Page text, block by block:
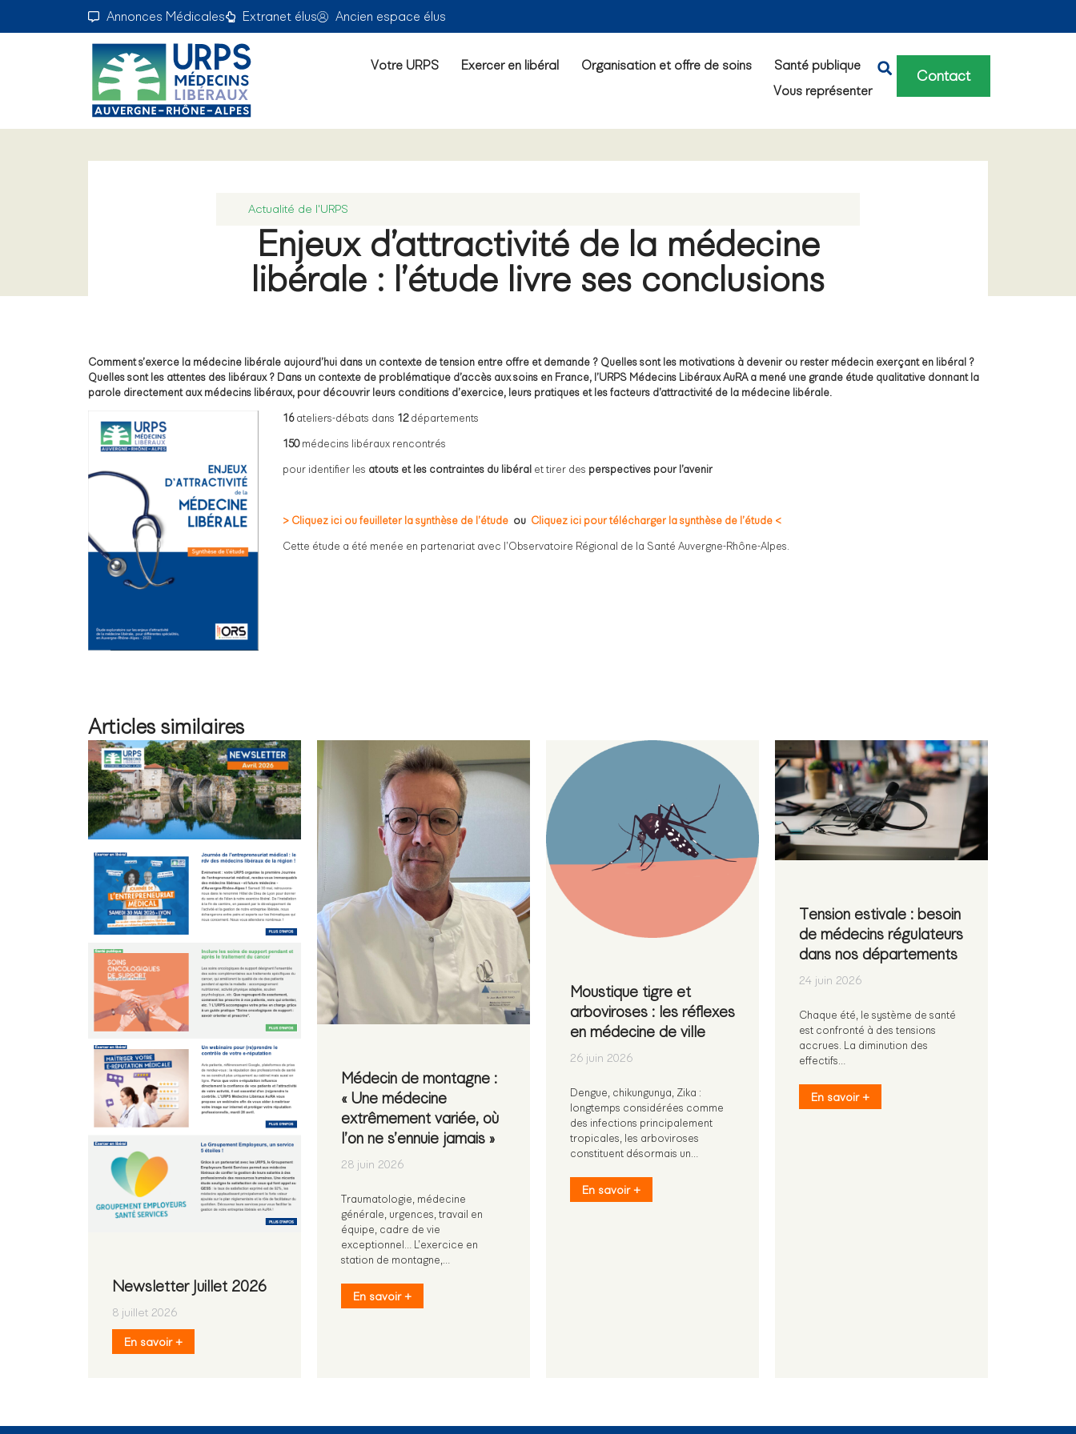
Annonces Médicales Extranet élus Ancien espace élus
Votre URPS Exercer en libéral Organisation et offre de soins
Santé publique
Vous représenter
Contact
Actualité de l'URPS
Enjeux d’attractivité de la médecine
libérale : l’étude livre ses conclusions
Comment s’exerce la médecine libérale aujourd’hui dans un contexte de tension entre offre et demande ? Quelles sont les motivations à devenir ou rester médecin exerçant en libéral ?
Quelles sont les attentes des libéraux ? Dans un contexte de problématique d’accès aux soins en France, l’URPS Médecins Libéraux AuRA a mené une grande étude qualitative donnant la
parole directement aux médecins libéraux, pour découvrir leurs conditions d’exercice, leurs pratiques et les facteurs d’attractivité de la médecine libérale.
16ateliers-débats dans 12départements
150médecins libéraux rencontrés
pour identifier les atouts et les contraintes du libéral et tirer des perspectives pour l’avenir
> Cliquez ici ou feuilleter la synthèse de l’étude ou Cliquez ici pour télécharger la synthèse de l’étude <
Cette étude a été menée en partenariat avec l’Observatoire Régional de la Santé Auvergne-Rhône-Alpes.
Articles similaires
Newsletter Juillet 2026
8 juillet 2026
En savoir +
Médecin de montagne :
« Une médecine
extrêmement variée, où
l’on ne s’ennuie jamais »
28 juin 2026
Traumatologie, médecine
générale, urgences, travail en
équipe, cadre de vie
exceptionnel… L’exercice en
station de montagne,…
En savoir +
Moustique tigre et
arboviroses : les réflexes
en médecine de ville
26 juin 2026
Dengue, chikungunya, Zika :
longtemps considérées comme
des infections principalement
tropicales, les arboviroses
constituent désormais un…
En savoir +
Tension estivale : besoin
de médecins régulateurs
dans nos départements
24 juin 2026
Chaque été, le système de santé
est confronté à des tensions
accrues. La diminution des
effectifs…
En savoir +